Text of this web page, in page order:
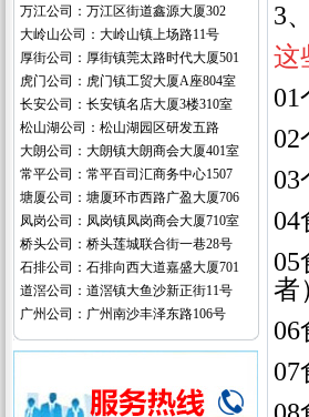
万江公司：万江区街道鑫源大厦302
大岭山公司：大岭山镇上场路11号
厚街公司：厚街镇莞太路时代大厦501
虎门公司：虎门镇工贸大厦A座804室
长安公司：长安镇名店大厦3楼310室
松山湖公司：松山湖园区研发五路
大朗公司：大朗镇大朗商会大厦401室
常平公司：常平百司汇商务中心1507
塘厦公司：塘厦环市西路广盈大厦706
凤岗公司：凤岗镇凤岗商会大厦710室
桥头公司：桥头莲城联合街一巷28号
石排公司：石排向西大道嘉盛大厦701
道滘公司：道滘镇大鱼沙新正街11号
广州公司：广州南沙丰泽东路106号
3
这
01
02
03
04
者
06
07